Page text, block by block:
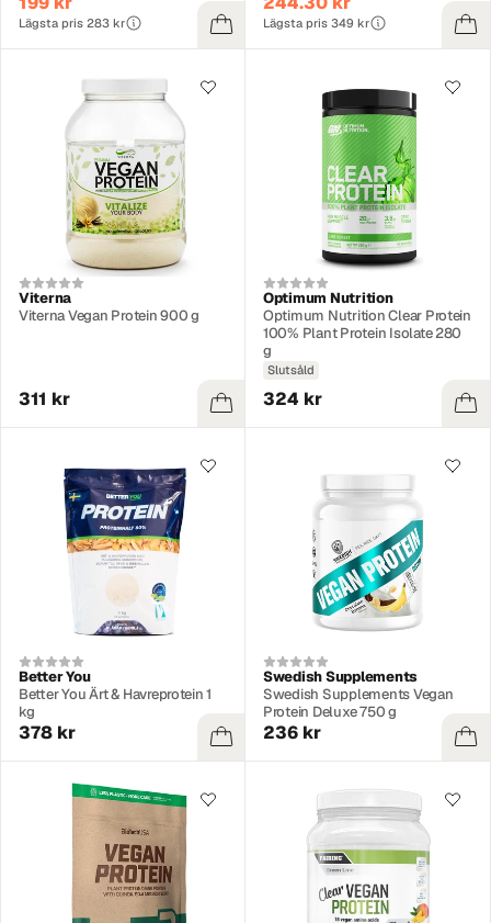
Lägsta pris 283 kr Lägsta pris 349 kr
Viterna
Viterna Vegan Protein 900 g
311 kr
Optimum Nutrition
Optimum Nutrition Clear Protein
100% Plant Protein Isolate 280
g
Slutsåld
324 kr
Better You
Better You Ärt & Havreprotein 1
kg
378 kr
Swedish Supplements
Swedish Supplements Vegan
Protein Deluxe 750 g
236 kr